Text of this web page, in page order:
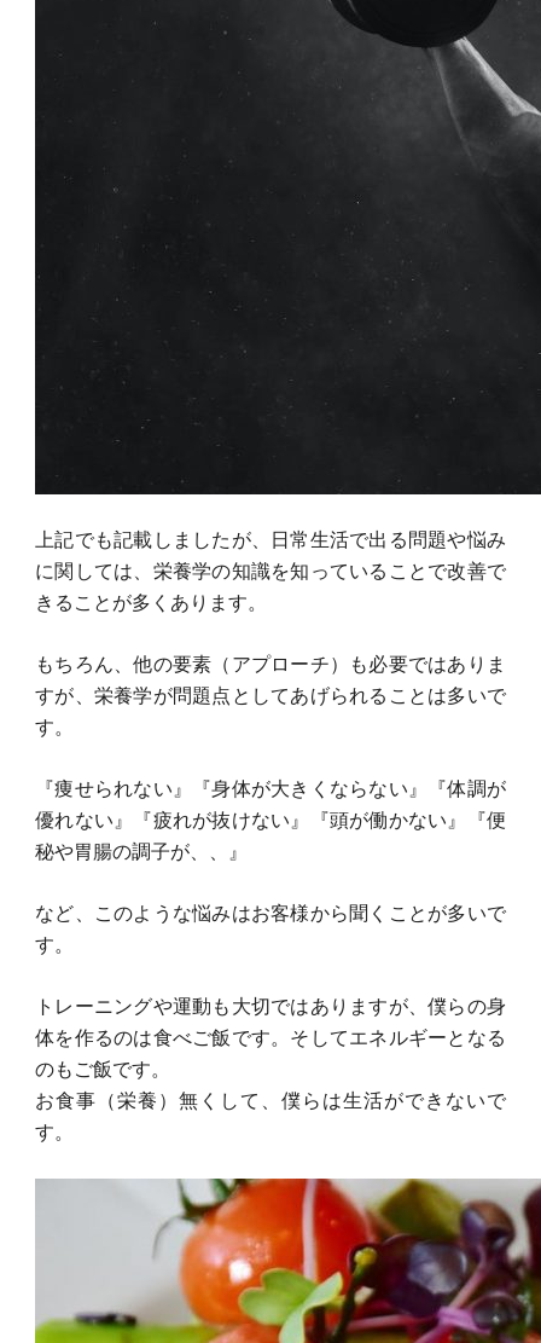
上記でも記載しましたが、日常生活で出る問題や悩み
に関しては、栄養学の知識を知っていることで改善で
きることが多くあります。
もちろん、他の要素（アプローチ）も必要ではありま
すが、栄養学が問題点としてあげられることは多いで
す。
『痩せられない』『身体が大きくならない』『体調が
優れない』『疲れが抜けない』『頭が働かない』『便
秘や胃腸の調子が、、』
など、このような悩みはお客様から聞くことが多いで
す。
トレーニングや運動も大切ではありますが、僕らの身
体を作るのは食べご飯です。そしてエネルギーとなる
のもご飯です。
お食事（栄養）無くして、僕らは生活ができないで
す。